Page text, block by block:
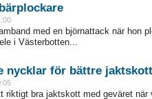
med en björnattack när hon
i Västerbotten...
nycklar för bättre jaktskott
riktigt bra jaktskott med geväret